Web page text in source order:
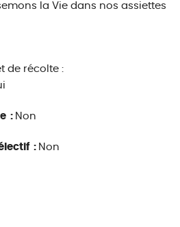
la Vie dans nos assiettes
de récolte :
: Non
: Non